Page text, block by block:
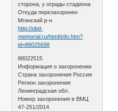
сторона, у ограды стадиона
Откуда перезахоронен
Мгинский р-н
http://obd-
memorial.ru/html/info.htm?
id=88025698
88022515
Информация о захоронении
Страна захоронения Россия
Регион захоронения
Ленинградская обл.
Номер захоронения в ВМЦ
47-251/2014